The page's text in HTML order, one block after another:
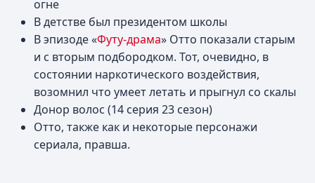
огне
В детстве был президентом школы
В эпизоде «Футу-драма» Отто показали старым
и с вторым подбородком. Тот, очевидно, в
состоянии наркотического воздействия,
возомнил что умеет летать и прыгнул со скалы
Донор волос (14 серия 23 сезон)
Отто, также как и некоторые персонажи
сериала, правша.